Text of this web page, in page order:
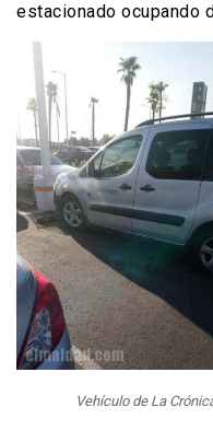
estacionado ocupando
Vehículo de La